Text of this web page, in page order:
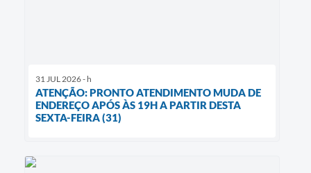
31 JUL 2026 - h
ATENÇÃO: PRONTO ATENDIMENTO MUDA DE
ENDEREÇO APÓS ÀS 19H A PARTIR DESTA
SEXTA-FEIRA (31)